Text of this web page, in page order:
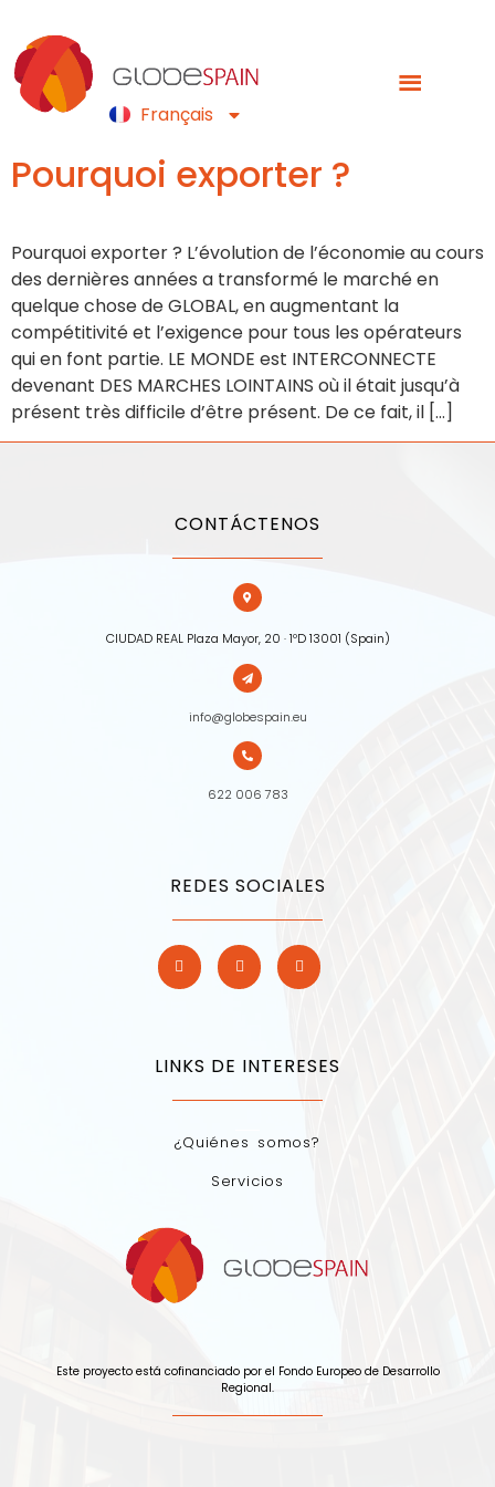
Français
Português
English
Pourquoi exporter ?
Pourquoi exporter ? L’évolution de l’économie au cours
des dernières années a transformé le marché en
quelque chose de GLOBAL, en augmentant la
compétitivité et l’exigence pour tous les opérateurs
qui en font partie. LE MONDE est INTERCONNECTE
devenant DES MARCHES LOINTAINS où il était jusqu’à
présent très difficile d’être présent. De ce fait, il […]
CONTÁCTENOS
CIUDAD REAL Plaza Mayor, 20 · 1ºD 13001 (Spain)
info@globespain.eu
622 006 783
REDES SOCIALES
LINKS DE INTERESES
¿Quiénes somos?
Servicios
Este proyecto está cofinanciado por el Fondo Europeo de Desarrollo
Regional.